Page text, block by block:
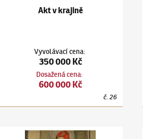
Akt v krajině
Vyvolávací cena:
350 000 Kč
Dosažená cena:
600 000 Kč
č. 26
Jiří Kars(1880–1945)Odaliska